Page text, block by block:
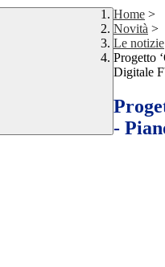
Home >
Novità >
Le notizie
Progetto
Digitale
-